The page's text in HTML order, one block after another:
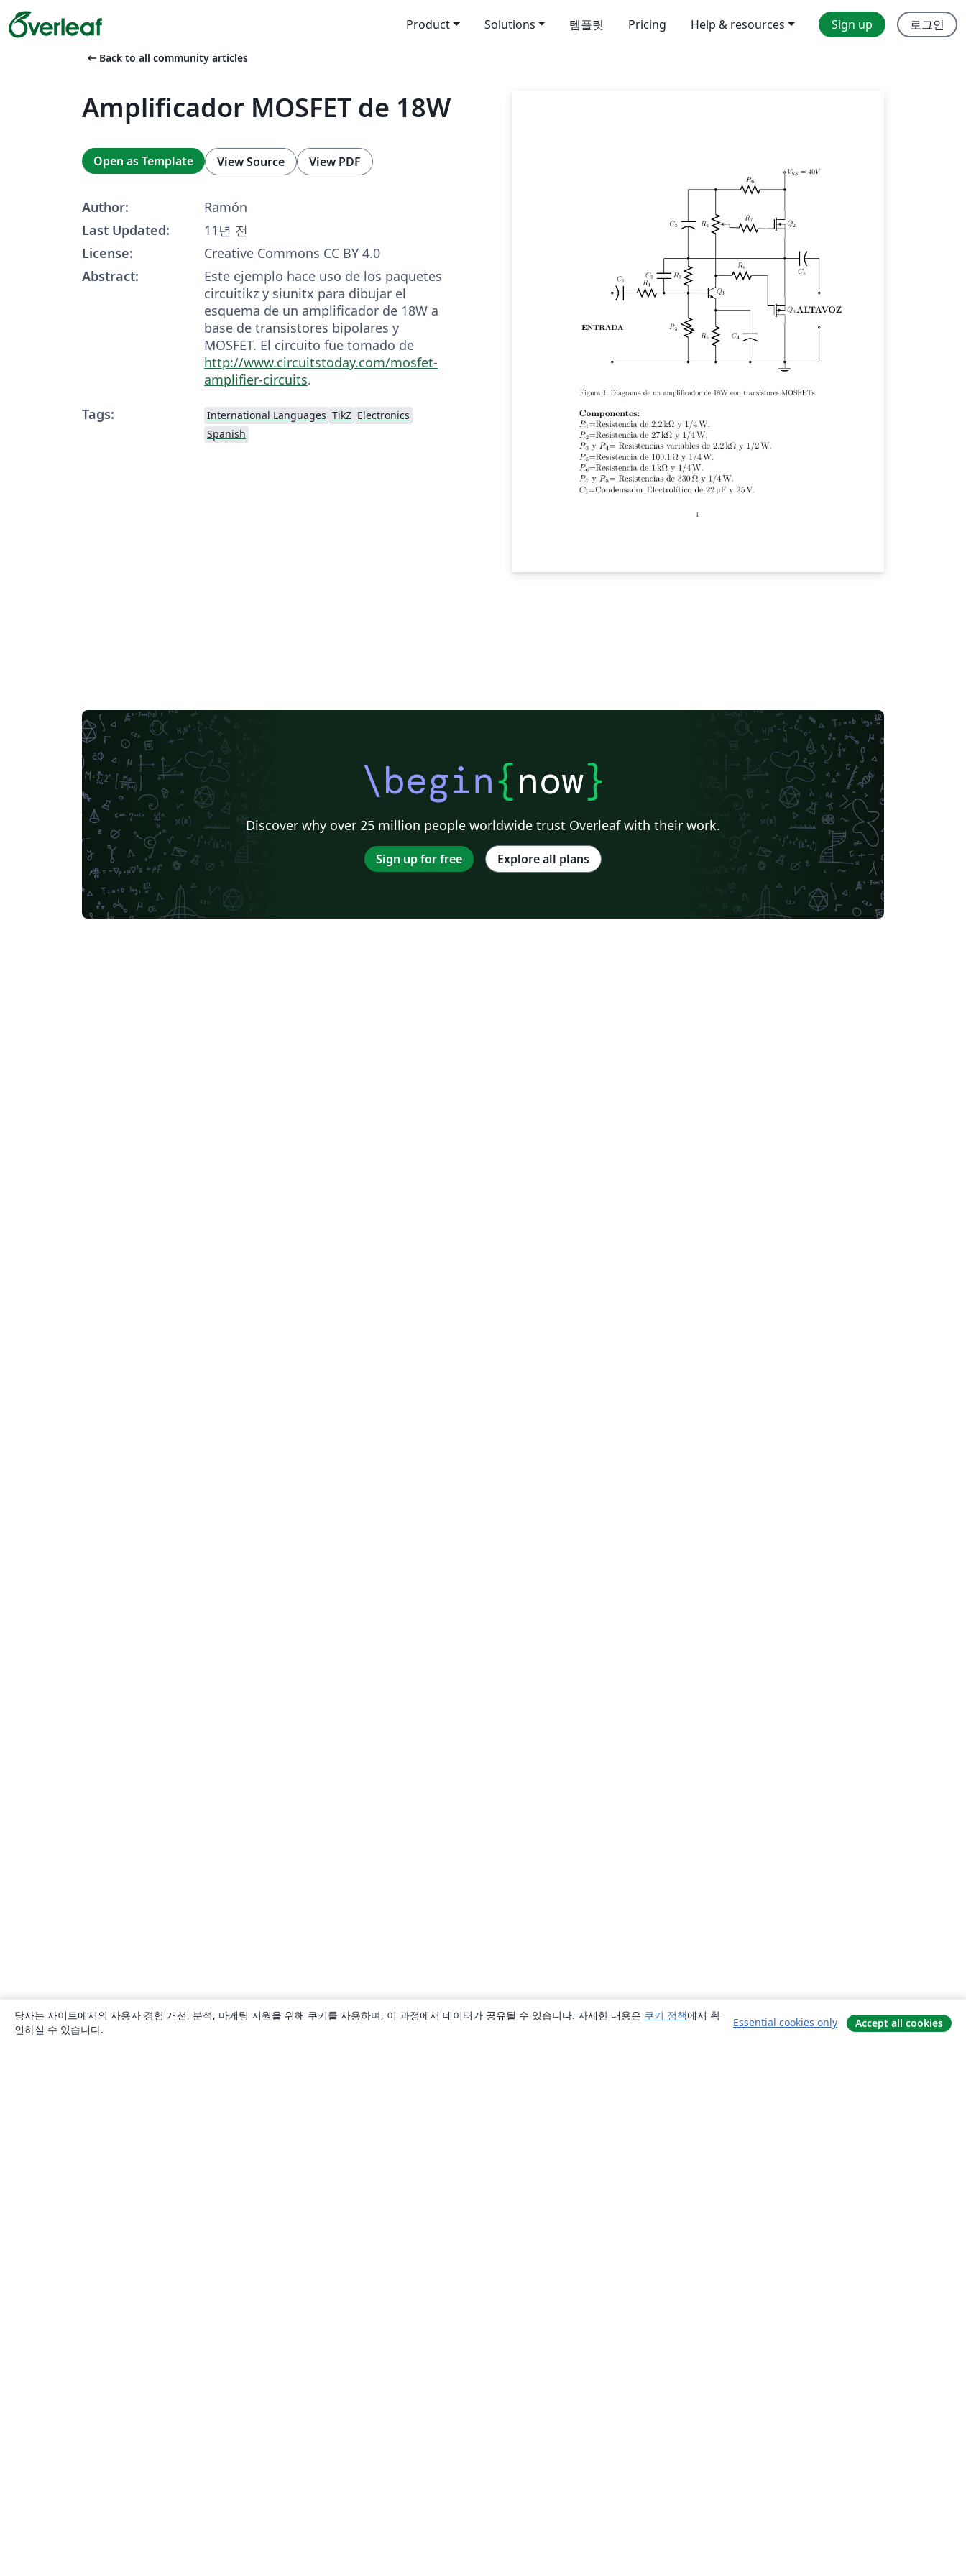
Product Solutions 템플릿 Pricing Help & resources Sign up 로그인
arrow_left_alt Back to all community articles
Amplificador MOSFET de 18W
Open as Template View Source View PDF
Author:
Ramón
Last Updated:
11년 전
License:
Creative Commons CC BY 4.0
Abstract:
Este ejemplo hace uso de los paquetes
circuitikz y siunitx para dibujar el
esquema de un amplificador de 18W a
base de transistores bipolares y
MOSFET. El circuito fue tomado de
http://www.circuitstoday.com/mosfet-
amplifier-circuits.
Tags:
International Languages TikZ Electronics
Spanish
\begin{now}
Discover why over 25 million people worldwide trust Overleaf with their work.
Sign up for free Explore all plans
당사는 사이트에서의 사용자 경험 개선, 분석, 마케팅 지원을 위해 쿠키를 사용하며, 이 과정에서 데이터가 공유될 수 있습니다. 자세한 내용은 쿠키 정책에서 확
인하실 수 있습니다.
Essential cookies only Accept all cookies